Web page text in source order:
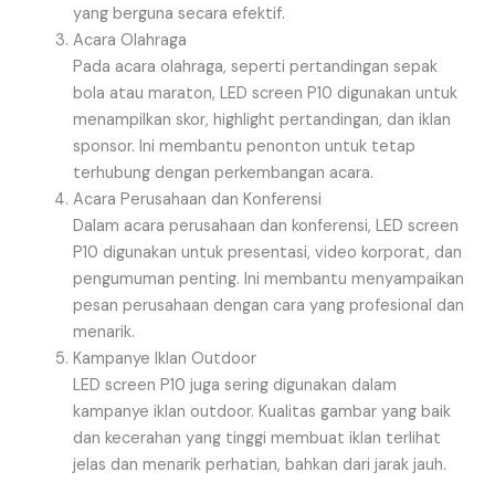
yang berguna secara efektif.
Acara Olahraga
Pada acara olahraga, seperti pertandingan sepak
bola atau maraton, LED screen P10 digunakan untuk
menampilkan skor, highlight pertandingan, dan iklan
sponsor. Ini membantu penonton untuk tetap
terhubung dengan perkembangan acara.
Acara Perusahaan dan Konferensi
Dalam acara perusahaan dan konferensi, LED screen
P10 digunakan untuk presentasi, video korporat, dan
pengumuman penting. Ini membantu menyampaikan
pesan perusahaan dengan cara yang profesional dan
menarik.
Kampanye Iklan Outdoor
LED screen P10 juga sering digunakan dalam
kampanye iklan outdoor. Kualitas gambar yang baik
dan kecerahan yang tinggi membuat iklan terlihat
jelas dan menarik perhatian, bahkan dari jarak jauh.